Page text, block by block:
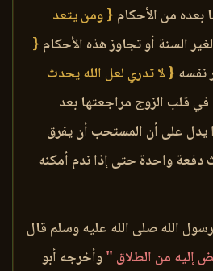
من الأحكام { ومن يتعد
السنة أو تجاوز هذه الأحكام {
نفسه { لا تدري لعل الله يحدث
في قلب الزوج مراجعتها بعد
يدل على أن المستحب أن يفرق
دفعة واحدة حتى إذا ندم أمكنه
الله صلى الله عليه وسلم قال
إليه من الطلاق "وأخرجه أبو